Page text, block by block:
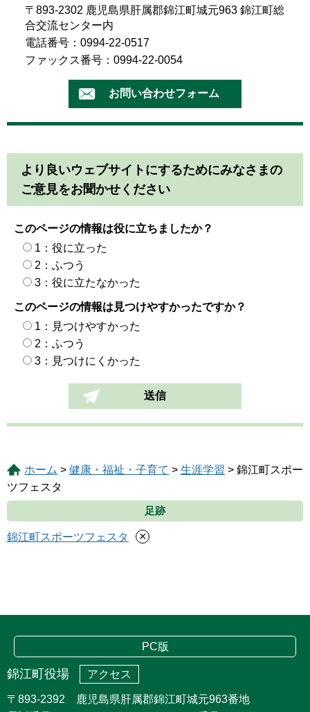
〒893-2302 鹿児島県肝属郡錦江町城元963 錦江町総
合交流センター内
電話番号：0994-22-0517
ファックス番号：0994-22-0054
より良いウェブサイトにするためにみなさまの
ご意見をお聞かせください
このページの情報は役に立ちましたか？
1：役に立った
2：ふつう
3：役に立たなかった
このページの情報は見つけやすかったですか？
1：見つけやすかった
2：ふつう
3：見つけにくかった
ホーム > 健康・福祉・子育て > 生涯学習 > 錦江町スポー
ツフェスタ
足跡
錦江町スポーツフェスタ ×
PC版
錦江町役場 アクセス
〒893-2392 鹿児島県肝属郡錦江町城元963番地